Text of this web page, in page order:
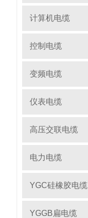
计算机电缆
控制电缆
变频电缆
仪表电缆
高压交联电缆
电力电缆
YGC硅橡胶电缆
YGGB扁电缆